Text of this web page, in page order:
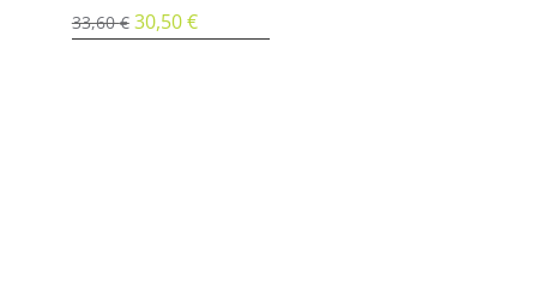
33,60€ El
30,50€El